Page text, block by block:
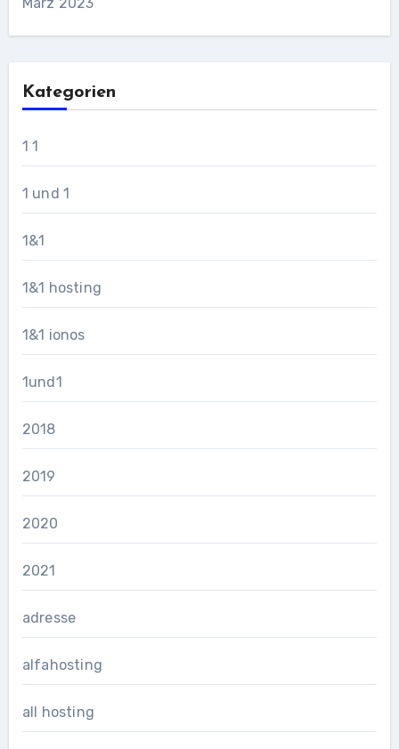
Kategorien
1 1
1 und 1
1&1
1&1 hosting
1&1 ionos
1und1
2018
2019
2020
2021
adresse
alfahosting
all hosting